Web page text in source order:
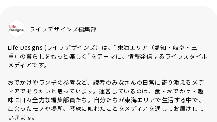
ライフデザインズ編集部
Life Designs (ライフデザインズ）は、”東海エリア（愛知・岐阜・三
重）の暮らしをもっと楽しく”をテーマに、情報発信するライフスタイル
メディアです。
おでかけやランチの参考など、読者のみなさんの日常に寄り添えるメデ
ィアでありたいと思っています。運営しているのは、食・おでかけ・趣
味に日々全力な編集部員たち。自分たちが東海エリアで生活する中で、
出会ったモノや場所、琴線に触れたことをメディアを通してお届けして
いきます。